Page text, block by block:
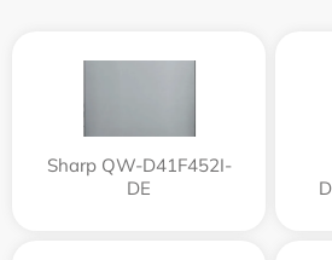
Sharp QW-D41F452I-
DE